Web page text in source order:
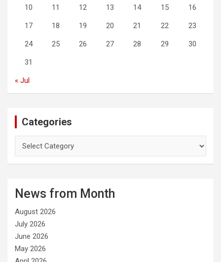
10 11 12 13 14 15 16
17 18 19 20 21 22 23
24 25 26 27 28 29 30
31
« Jul
Categories
o
i
e
s
News from Month
August 2026
July 2026
June 2026
May 2026